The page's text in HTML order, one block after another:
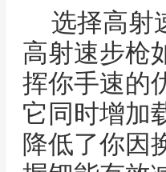
选择高射
高射速步枪
挥你手速的
它同时增加
降低了你因